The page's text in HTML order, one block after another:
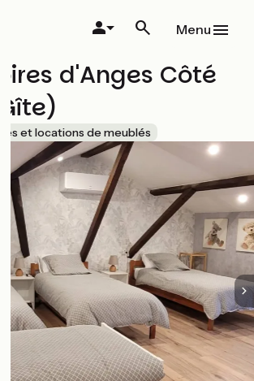
Menu
d'Anges Côté
et locations de meublés